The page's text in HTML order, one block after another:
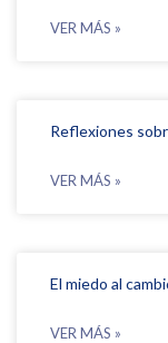
VER MÁS »
Reflexiones
VER MÁS »
El miedo al
VER MÁS »